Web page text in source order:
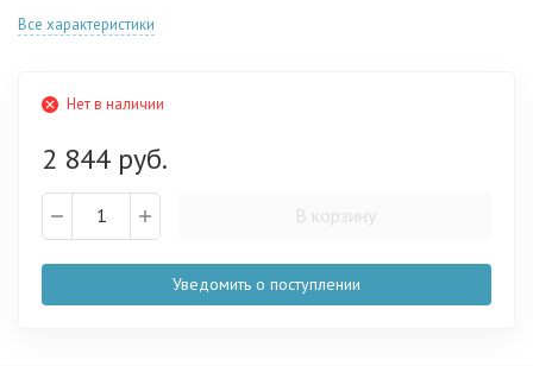
Все характеристики
Нет в наличии
2 844 руб.
В корзину
Уведомить о поступлении